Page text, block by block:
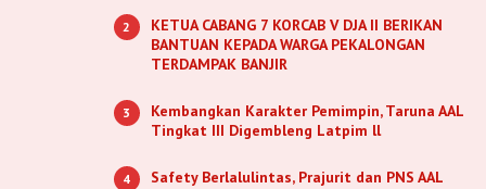
2
KETUA CABANG 7 KORCAB V DJA II BERIKAN
BANTUAN KEPADA WARGA PEKALONGAN
TERDAMPAK BANJIR
3
Kembangkan Karakter Pemimpin, Taruna AAL
Tingkat III Digembleng Latpim ll
4
Safety Berlalulintas, Prajurit dan PNS AAL